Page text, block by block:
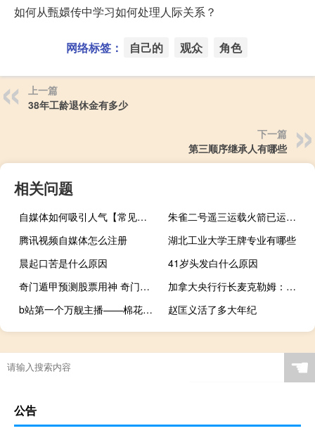
如何从甄嬛传中学习如何处理人际关系？
网络标签： 自己的 观众 角色
上一篇
38年工龄退休金有多少
下一篇
第三顺序继承人有哪些
相关问题
自媒体如何吸引人气【常见的策略和方法提高吸引力】
朱雀二号遥三运载火箭已运往发射工位 有望成为国内首款连续发射成功的民营液体火箭
腾讯视频自媒体怎么注册
湖北工业大学王牌专业有哪些
晨起口苦是什么原因
41岁头发白什么原因
奇门遁甲预测股票用神 奇门遁甲预测股票
加拿大央行行长麦克勒姆：随着劳动力市场继续趋于平衡预计工资增长将放缓我们将密切关注出现这种平衡的证据
b站第一个万舰主播——棉花大哥哥（原神）什么梗
赵匡义活了多大年纪
“暖入陈根绿尚迟”的出处是哪里
☚
公告